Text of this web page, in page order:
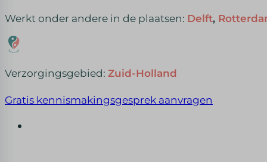
Werkt onder andere in de plaatsen: Delft,
Verzorgingsgebied: Zuid-Holland
Gratis kennismakingsgesprek aanvragen